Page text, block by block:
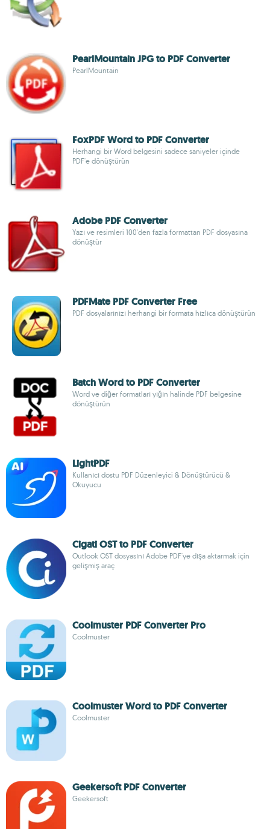
PearlMountain JPG to PDF Converter
PearlMountain
FoxPDF Word to PDF Converter
Herhangi bir Word belgesini sadece saniyeler içinde
PDF'e dönüştürün
Adobe PDF Converter
Yazı ve resimleri 100'den fazla formattan PDF dosyasına
dönüştür
PDFMate PDF Converter Free
PDF dosyalarınızı herhangi bir formata hızlıca dönüştürün
Batch Word to PDF Converter
Word ve diğer formatları yığın halinde PDF belgesine
dönüştürün
LightPDF
Kullanıcı dostu PDF Düzenleyici & Dönüştürücü &
Okuyucu
Cigati OST to PDF Converter
Outlook OST dosyasını Adobe PDF'ye dışa aktarmak için
gelişmiş araç
Coolmuster PDF Converter Pro
Coolmuster
Coolmuster Word to PDF Converter
Coolmuster
Geekersoft PDF Converter
Geekersoft